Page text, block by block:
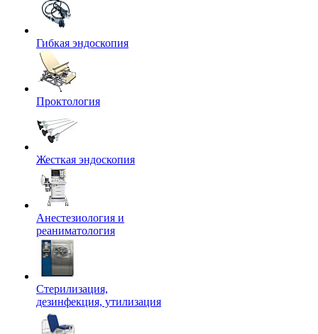
Гибкая эндоскопия
Проктология
Жесткая эндоскопия
Анестезиология и
реаниматология
Стерилизация,
дезинфекция, утилизация